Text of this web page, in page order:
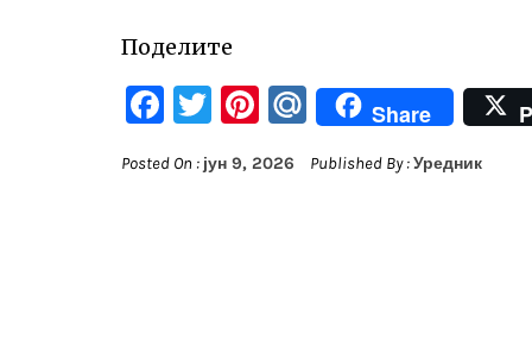
Поделите
Facebook
Twitter
Pinterest
Mail.Ru
Share
Posted On : јун 9, 2026 Published By :Уредник